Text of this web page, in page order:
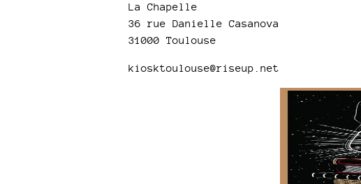
La Chapelle
36 rue Danielle Casanova
31000 Toulouse
kiosktoulouse@riseup.net